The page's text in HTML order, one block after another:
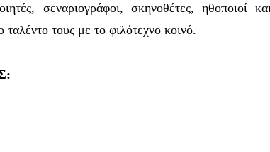
σεναριογράφοι, σκηνοθέτες, ηθοποιοί
ταλέντο τους με το φιλότεχνο κοινό.